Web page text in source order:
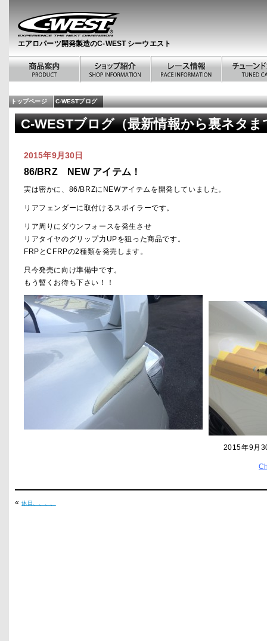
エアロパーツ開発製造のC-WEST シーウエスト
トップページ C-WESTブログ
C-WESTブログ（最新情報から裏ネタま
2015年9月30日
86/BRZ NEW アイテム！
実は密かに、86/BRZにNEWアイテムを開発していました。
リアフェンダーに取付けるスポイラーです。
リア周りにダウンフォースを発生させ
リアタイヤのグリップ力UPを狙った商品です。
FRPとCFRPの2種類を発売します。
只今発売に向け準備中です。
もう暫くお待ち下さい！！
2015年9月
«休日、、、、